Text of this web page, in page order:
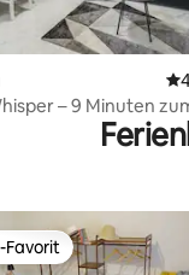
4,92 von 5, 761
– 9 Minuten
und 700 m zum Meer
Gäste-Favorit.